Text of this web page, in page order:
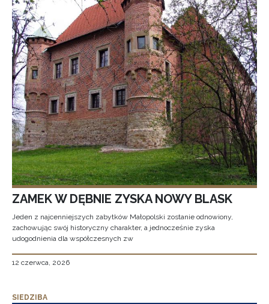
ZAMEK W DĘBNIE ZYSKA NOWY BLASK
Jeden z najcenniejszych zabytków Małopolski zostanie odnowiony,
zachowując swój historyczny charakter, a jednocześnie zyska
udogodnienia dla współczesnych zw
12 czerwca, 2026
SIEDZIBA